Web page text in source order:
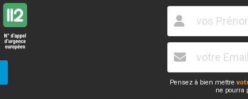
Pensez à bien mettre
ne pourra